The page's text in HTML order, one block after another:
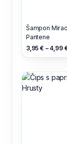
Šampon
Pantene
3,95 € – 4,99